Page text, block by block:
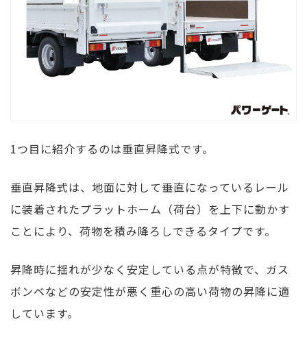
1つ目に紹介するのは垂直昇降式です。
垂直昇降式は、地面に対して垂直になっているレール
に装着されたプラットホーム（荷台）を上下に動かす
ことにより、荷物を積み降ろしできるタイプです。
昇降時に揺れが少なく安定している点が特徴で、ガス
ボンベなどの安定性が悪く重心の高い荷物の昇降に適
しています。